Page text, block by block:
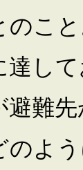
のこ
達し
避難
のよ